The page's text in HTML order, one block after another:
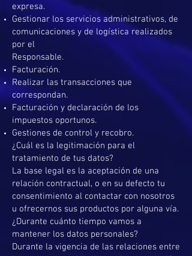
expresa.
Gestionar los servicios administrativos, de
comunicaciones y de logística realizados
por el
Responsable.
Facturación.
Realizar las transacciones que
correspondan.
Facturación y declaración de los
impuestos oportunos.
Gestiones de control y recobro.
¿Cuál es la legitimación para el
tratamiento de tus datos?
La base legal es la aceptación de una
relación contractual, o en su defecto tu
consentimiento al contactar con nosotros
u ofrecernos sus productos por alguna vía.
¿Durante cuánto tiempo vamos a
mantener los datos personales?
Durante la vigencia de las relaciones entre